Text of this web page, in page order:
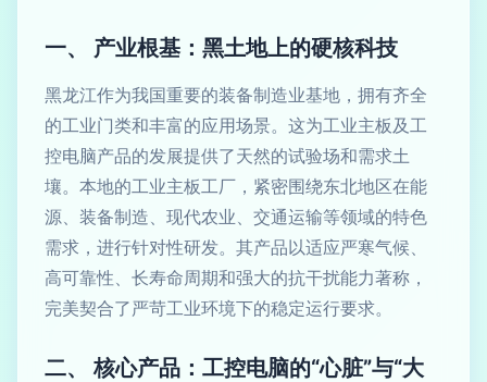
一、 产业根基：黑土地上的硬核科技
黑龙江作为我国重要的装备制造业基地，拥有齐全
的工业门类和丰富的应用场景。这为工业主板及工
控电脑产品的发展提供了天然的试验场和需求土
壤。本地的工业主板工厂，紧密围绕东北地区在能
源、装备制造、现代农业、交通运输等领域的特色
需求，进行针对性研发。其产品以适应严寒气候、
高可靠性、长寿命周期和强大的抗干扰能力著称，
完美契合了严苛工业环境下的稳定运行要求。
二、 核心产品：工控电脑的“心脏”与“大